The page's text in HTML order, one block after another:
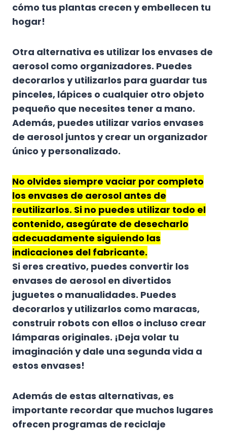
cómo tus plantas crecen y embellecen tu
hogar!
Otra alternativa es utilizar los envases de
aerosol como organizadores. Puedes
decorarlos y utilizarlos para guardar tus
pinceles, lápices o cualquier otro objeto
pequeño que necesites tener a mano.
Además, puedes utilizar varios envases
de aerosol juntos y crear un organizador
único y personalizado.
No olvides siempre vaciar por completo
los envases de aerosol antes de
reutilizarlos. Si no puedes utilizar todo el
contenido, asegúrate de desecharlo
adecuadamente siguiendo las
indicaciones del fabricante.
Si eres creativo, puedes convertir los
envases de aerosol en divertidos
juguetes o manualidades. Puedes
decorarlos y utilizarlos como maracas,
construir robots con ellos o incluso crear
lámparas originales. ¡Deja volar tu
imaginación y dale una segunda vida a
estos envases!
Además de estas alternativas, es
importante recordar que muchos lugares
ofrecen programas de reciclaje